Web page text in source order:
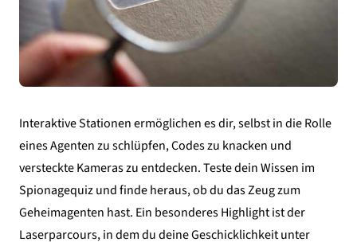
Interaktive Stationen ermöglichen es dir, selbst in die Rolle
eines Agenten zu schlüpfen, Codes zu knacken und
versteckte Kameras zu entdecken. Teste dein Wissen im
Spionagequiz und finde heraus, ob du das Zeug zum
Geheimagenten hast. Ein besonderes Highlight ist der
Laserparcours, in dem du deine Geschicklichkeit unter